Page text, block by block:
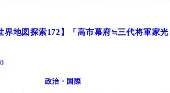
界地図探索172】「高市幕府≒三代将軍家光
政治・国際